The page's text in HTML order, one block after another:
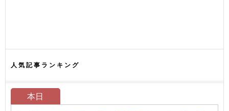
人気記事ランキング
本日